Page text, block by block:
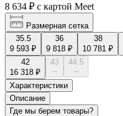
8 634 ₽ с картой Meet
Размерная сетка
35.5
9 593 ₽
36
9 818 ₽
38
10 781 ₽
42
16 318 ₽
43
--
44.5
--
Характеристики
Описание
Где мы берем товары?